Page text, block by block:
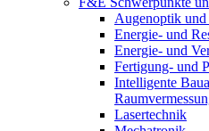
Augenoptik und
Energie- und
Energie- und
Fertigung- und
Intelligente
Lasertechnik